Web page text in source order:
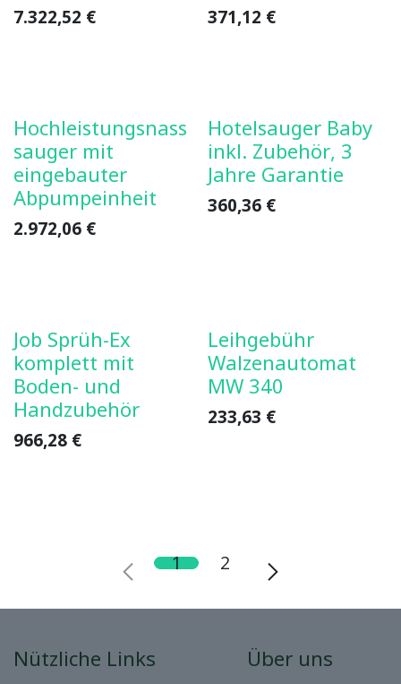
7.322,52 € 371,12 €
Hochleistungsnass
sauger mit
eingebauter
Abpumpeinheit
2.972,06 €
Hotelsauger Baby
inkl. Zubehör, 3
Jahre Garantie
360,36€
Job Sprüh-Ex
komplett mit
Boden- und
Handzubehör
966,28 €
Leihgebühr
Walzenautomat
MW 340
233,63 €
1 2
Nützliche Links Über uns